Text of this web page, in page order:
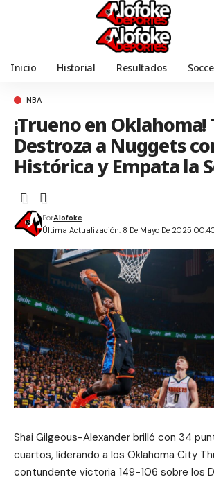
Inicio Historial Resultados
NBA
¡Trueno en
Destroza a Nuggets
Histórica y Empata la
Última Actualización: 8 De Mayo De 2025
PorAlofoke
Shai Gilgeous-Alexander brilló con 34
cuartos, liderando a los Oklahoma City
contundente victoria 149-106 sobre los